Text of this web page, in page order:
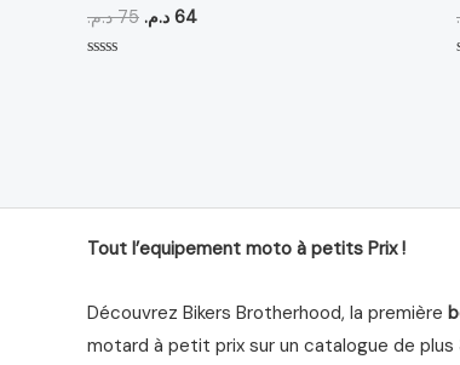
75 د.م.
64 د.م.
Tout l’equipement moto à petits Prix !
Découvrez Bikers Brotherhood, la première
motard à petit prix sur un catalogue de